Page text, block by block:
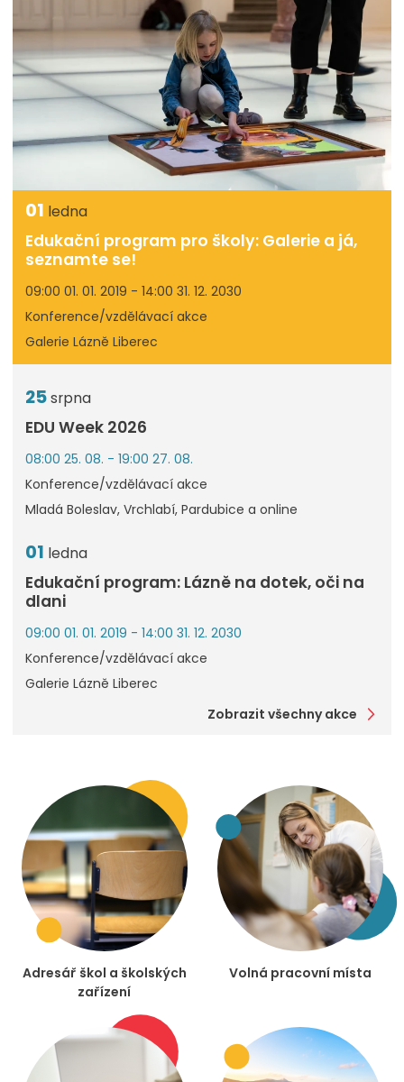
01 ledna
Edukační program pro školy: Galerie a já,
seznamte se!
09:00 01. 01. 2019 - 14:00 31. 12. 2030
Konference/vzdělávací akce
Galerie Lázně Liberec
25srpna
EDU Week 2026
08:00 25. 08. - 19:00 27. 08.
Konference/vzdělávací akce
Mladá Boleslav, Vrchlabí, Pardubice a online
01 ledna
Edukační program: Lázně na dotek, oči na
dlani
09:00 01. 01. 2019 - 14:00 31. 12. 2030
Konference/vzdělávací akce
Galerie Lázně Liberec
Zobrazit všechny akce
Adresář škol a školských
zařízení
Volná pracovní místa